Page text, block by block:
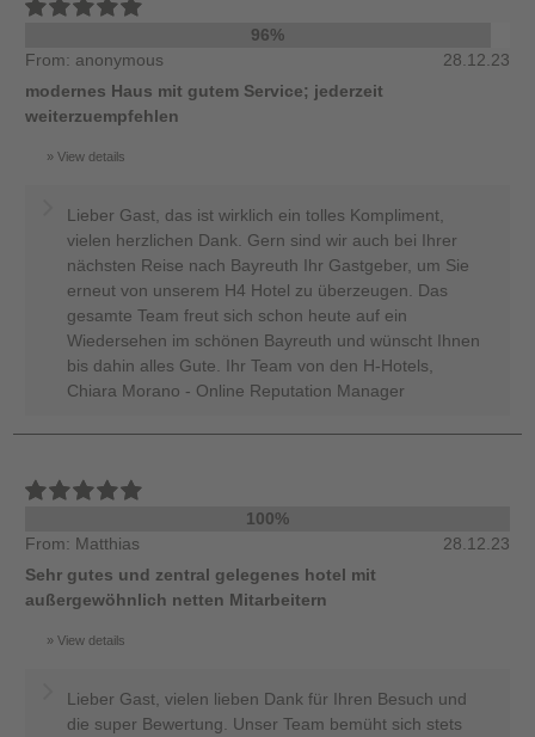
96%
From: anonymous
28.12.23
modernes Haus mit gutem Service; jederzeit
weiterzuempfehlen
View details
Lieber Gast, das ist wirklich ein tolles Kompliment,
vielen herzlichen Dank. Gern sind wir auch bei Ihrer
nächsten Reise nach Bayreuth Ihr Gastgeber, um Sie
erneut von unserem H4 Hotel zu überzeugen. Das
gesamte Team freut sich schon heute auf ein
Wiedersehen im schönen Bayreuth und wünscht Ihnen
bis dahin alles Gute. Ihr Team von den H-Hotels,
Chiara Morano - Online Reputation Manager
100%
From: Matthias
28.12.23
Sehr gutes und zentral gelegenes hotel mit
außergewöhnlich netten Mitarbeitern
View details
Lieber Gast, vielen lieben Dank für Ihren Besuch und
die super Bewertung. Unser Team bemüht sich stets